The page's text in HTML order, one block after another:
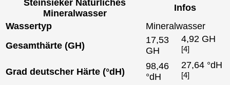
Steinsieker Natürliches
Mineralwasser
Infos
Wassertyp
Mineralwasser
Gesamthärte (GH)
17,53
GH
4,92 GH
[4]
Grad deutscher Härte (°dH)
98,46
°dH
27,64 °dH
[4]